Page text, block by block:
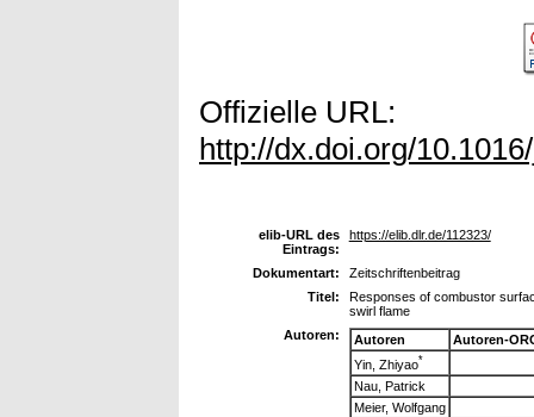
Offizielle URL:
http://dx.doi.org/
elib-URL des
Eintrags:
https://elib.dlr.de/112323/
Dokumentart:
Zeitschriftenbeitrag
Titel:
Responses of combustor
swirl flame
Autoren:
Autoren
Autoren-
Yin, Zhiyao*
Nau, Patrick
Meier, Wolfgang